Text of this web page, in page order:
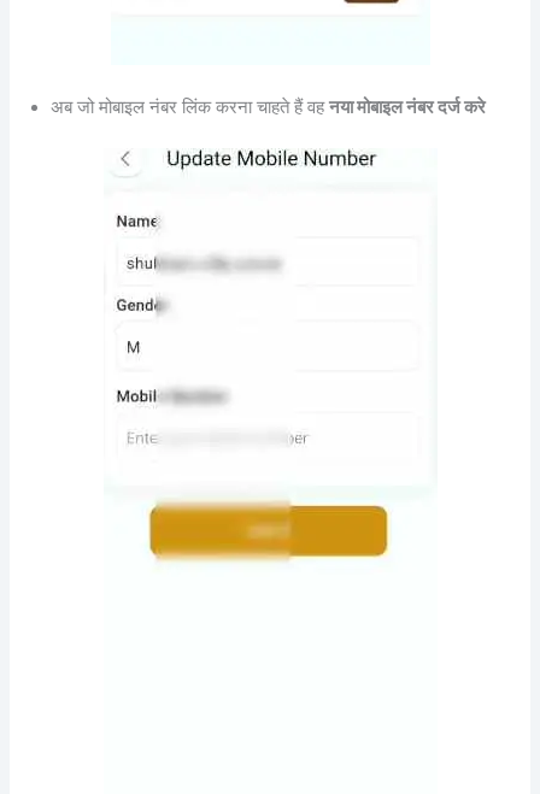
अब जो मोबाइल नंबर लिंक करना चाहते हैं वहनया मोबाइल नंबर दर्ज करे